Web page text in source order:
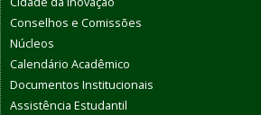
Conselhos e Comissões
Núcleos
Calendário Acadêmico
Documentos Institucionais
Assistência Estudantil